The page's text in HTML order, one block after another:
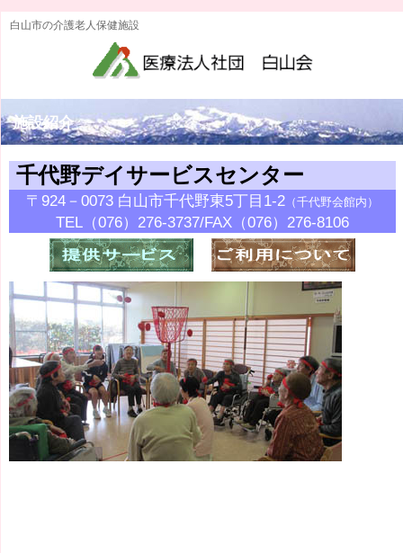
白山市の介護老人保健施設
施設紹介
千代野デイサービスセンター
〒924－0073 白山市千代野東5丁目1-2（千代野会館内）
TEL（076）276-3737/FAX（076）276-8106